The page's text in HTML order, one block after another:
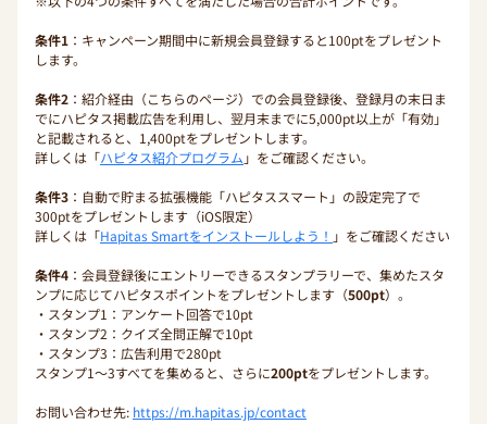
条件1 ：キャンペーン期間中に新規会員登録すると100ptをプレゼント
します。
条件2 ：紹介経由（こちらのページ）での会員登録後、登録月の末日ま
でにハピタス掲載広告を利用し、翌月末までに5,000pt以上が「有効」
と記載されると、1,400ptをプレゼントします。
詳しくは「ハピタス紹介プログラム 」をご確認ください。
条件3 ：自動で貯まる拡張機能「ハピタススマート」の設定完了で
300ptをプレゼントします（iOS限定）
詳しくは「Hapitas Smartをインストールしよう！ 」をご確認ください
条件4 ：会員登録後にエントリーできるスタンプラリーで、集めたスタ
ンプに応じてハピタスポイントをプレゼントします（500pt）。
・スタンプ1：アンケート回答で10pt
・スタンプ2：クイズ全問正解で10pt
・スタンプ3：広告利用で280pt
スタンプ1〜3すべてを集めると、さらに200ptをプレゼントします。
お問い合わせ先: https://m.hapitas.jp/contact